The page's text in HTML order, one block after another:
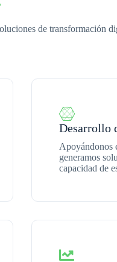
de transformación
Desarrollo
Apoyándonos
generamos
capacidad de